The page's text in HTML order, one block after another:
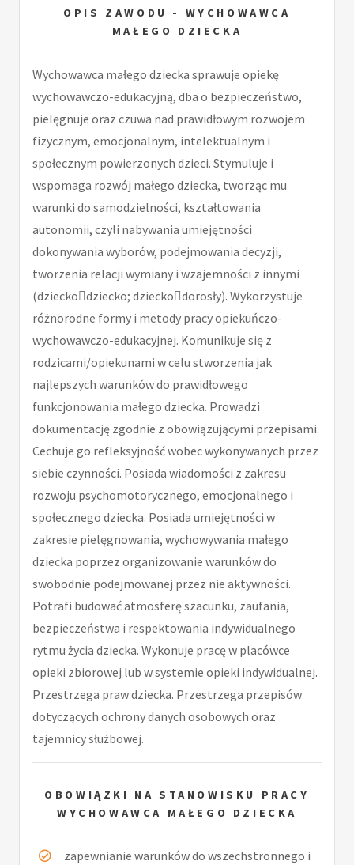
OPIS ZAWODU - WYCHOWAWCA
MAŁEGO DZIECKA
Wychowawca małego dziecka sprawuje opiekę
wychowawczo-edukacyjną, dba o bezpieczeństwo,
pielęgnuje oraz czuwa nad prawidłowym rozwojem
fizycznym, emocjonalnym, intelektualnym i
społecznym powierzonych dzieci. Stymuluje i
wspomaga rozwój małego dziecka, tworząc mu
warunki do samodzielności, kształtowania
autonomii, czyli nabywania umiejętności
dokonywania wyborów, podejmowania decyzji,
tworzenia relacji wymiany i wzajemności z innymi
(dzieckodziecko; dzieckodorosły). Wykorzystuje
różnorodne formy i metody pracy opiekuńczo-
wychowawczo-edukacyjnej. Komunikuje się z
rodzicami/opiekunami w celu stworzenia jak
najlepszych warunków do prawidłowego
funkcjonowania małego dziecka. Prowadzi
dokumentację zgodnie z obowiązującymi przepisami.
Cechuje go refleksyjność wobec wykonywanych przez
siebie czynności. Posiada wiadomości z zakresu
rozwoju psychomotorycznego, emocjonalnego i
społecznego dziecka. Posiada umiejętności w
zakresie pielęgnowania, wychowywania małego
dziecka poprzez organizowanie warunków do
swobodnie podejmowanej przez nie aktywności.
Potrafi budować atmosferę szacunku, zaufania,
bezpieczeństwa i respektowania indywidualnego
rytmu życia dziecka. Wykonuje pracę w placówce
opieki zbiorowej lub w systemie opieki indywidualnej.
Przestrzega praw dziecka. Przestrzega przepisów
dotyczących ochrony danych osobowych oraz
tajemnicy służbowej.
OBOWIĄZKI NA STANOWISKU PRACY
WYCHOWAWCA MAŁEGO DZIECKA
zapewnianie warunków do wszechstronnego i